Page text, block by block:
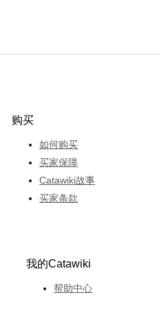
购买
如何购买
买家保障
Catawiki故事
买家条款
我的Catawiki
帮助中心